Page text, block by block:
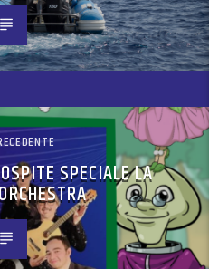
SPECIALE LA